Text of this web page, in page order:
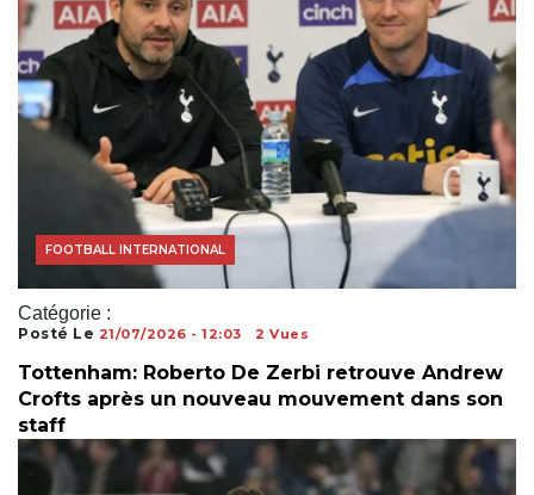
Catégorie :
ACTUALITÉS FOOTBALL
FOOTBALL AFRICAIN
FOOTBALL INTERNATIONAL
Posté Le 21/07/2026 - 12:03 2 Vues
Tottenham: Roberto De Zerbi retrouve Andrew
Crofts après un nouveau mouvement dans son
staff